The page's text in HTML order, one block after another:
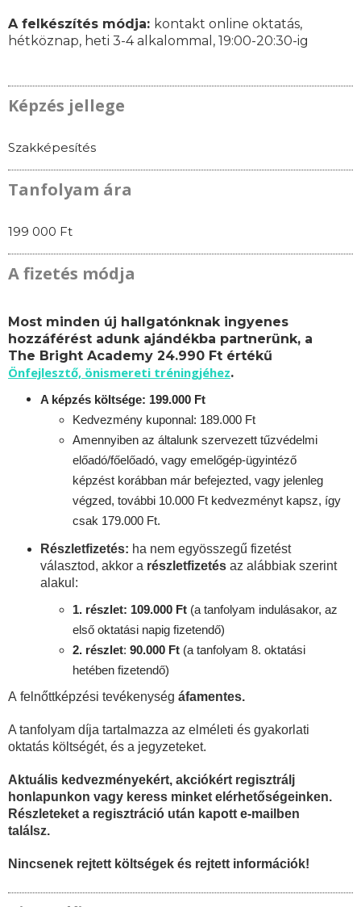
A felkészítés módja: kontakt online oktatás,
hétköznap, heti 3-4 alkalommal, 19:00-20:30-ig
Képzés jellege
Szakképesítés
Tanfolyam ára
199 000 Ft
A fizetés módja
Most minden új hallgatónknak ingyenes
hozzáférést adunk ajándékba partnerünk, a
The Bright Academy 24.990 Ft értékű
Önfejlesztő, önismereti tréningjéhez.
A képzés költsége: 199.000 Ft
Kedvezmény kuponnal: 189.000 Ft
Amennyiben az általunk szervezett tűzvédelmi
előadó/főelőadó, vagy emelőgép-ügyintéző
képzést korábban már befejezted, vagy jelenleg
végzed, további 10.000 Ft kedvezményt kapsz, így
csak 179.000 Ft.
Részletfizetés: ha nem egyösszegű fizetést
választod, akkor a részletfizetés az alábbiak szerint
alakul:
1. részlet: 109.000 Ft (a tanfolyam indulásakor, az
első oktatási napig fizetendő)
2. részlet: 90.000 Ft (a tanfolyam 8. oktatási
hetében fizetendő)
A felnőttképzési tevékenység áfamentes.
A tanfolyam díja tartalmazza az elméleti és gyakorlati
oktatás költségét, és a jegyzeteket.
Aktuális kedvezményekért, akciókért regisztrálj
honlapunkon vagy keress minket elérhetőségeinken.
Részleteket a regisztráció után kapott e-mailben
találsz.
Nincsenek rejtett költségek és rejtett információk!